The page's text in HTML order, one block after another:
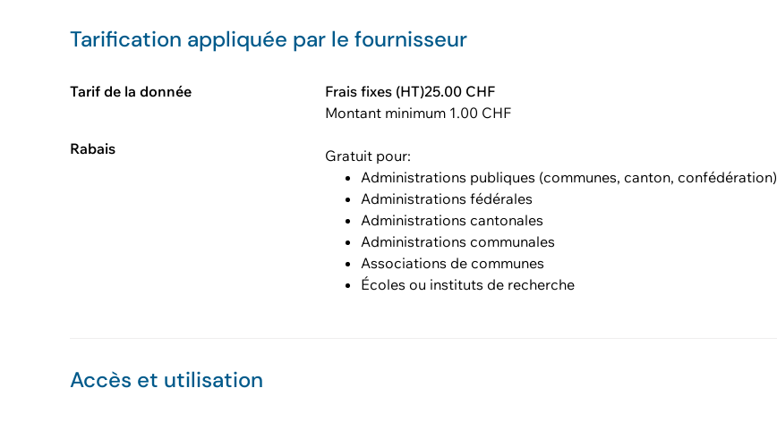
Tarification appliquée par le fournisseur
Tarif de la donnée
Frais fixes (HT)25.00 CHF
Montant minimum 1.00 CHF
Rabais
Gratuit pour:
Administrations publiques (communes, canton, confédération)
Administrations fédérales
Administrations cantonales
Administrations communales
Associations de communes
Écoles ou instituts de recherche
Accès et utilisation